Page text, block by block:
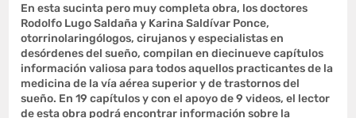
En esta sucinta pero muy completa obra, los doctores
Rodolfo Lugo Saldaña y Karina Saldívar Ponce,
otorrinolaringólogos, cirujanos y especialistas en
desórdenes del sueño, compilan en diecinueve capítulos
información valiosa para todos aquellos practicantes de la
medicina de la vía aérea superior y de trastornos del
sueño. En 19 capítulos y con el apoyo de 9 videos, el lector
de esta obra podrá encontrar información sobre la